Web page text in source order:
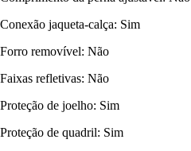
Conexão jaqueta-calça: Sim
Forro removível: Não
Faixas refletivas: Não
Proteção de joelho: Sim
Proteção de quadril: Sim